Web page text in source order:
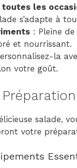
les
s’adapte à
: Pleine
et nourrissant.
la
votre goût.
salade,
votre